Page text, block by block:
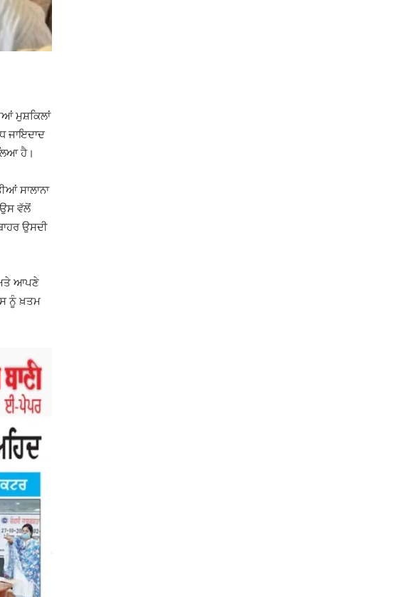
ਮੁਸ਼ਕਿਲਾਂ
ਜਾਇਦਾਦ
ਹੈ।
ਸਾਲਾਨਾ
ਉਸ ਵੱਲੋਂ
ਉਸਦੀ
ਅਤੇ ਆਪਣੇ
ਨੂੰ ਖ਼ਤਮ